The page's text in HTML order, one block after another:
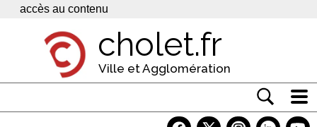
Panneau de gestion des cookies
accès au contenu
cholet.fr
Ville et Agglomération